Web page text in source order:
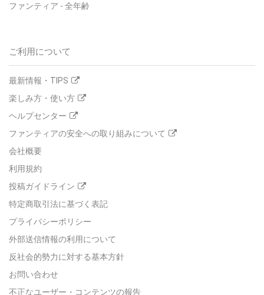
ファンティア - 全年齢
ご利用について
最新情報・TIPS
楽しみ方・使い方
ヘルプセンター
ファンティアの安全への取り組みについて
会社概要
利用規約
投稿ガイドライン
特定商取引法に基づく表記
プライバシーポリシー
外部送信情報の利用について
反社会的勢力に対する基本方針
お問い合わせ
不正なユーザー・コンテンツの報告